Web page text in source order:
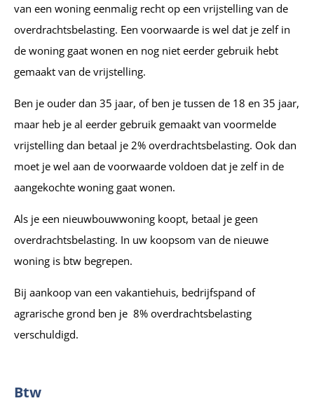
van een woning eenmalig recht op een vrijstelling van de
overdrachtsbelasting. Een voorwaarde is wel dat je zelf in
de woning gaat wonen en nog niet eerder gebruik hebt
gemaakt van de vrijstelling.
Ben je ouder dan 35 jaar, of ben je tussen de 18 en 35 jaar,
maar heb je al eerder gebruik gemaakt van voormelde
vrijstelling dan betaal je 2% overdrachtsbelasting. Ook dan
moet je wel aan de voorwaarde voldoen dat je zelf in de
aangekochte woning gaat wonen.
Als je een nieuwbouwwoning koopt, betaal je geen
overdrachtsbelasting. In uw koopsom van de nieuwe
woning is btw begrepen.
Bij aankoop van een vakantiehuis, bedrijfspand of
agrarische grond ben je 8% overdrachtsbelasting
verschuldigd.
Btw